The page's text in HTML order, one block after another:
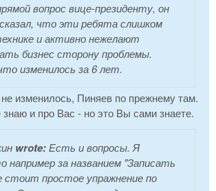
вопрос вице-президенту, он
что эти ребята слишком
и активно нежелают
бизнес сторону проблемы.
изменилось за 6 лет.
изменилось, Пиняев по прежнему там.
знаю и про Вас - но это Вы сами знаете.
wrote:Есть и вопросы. Я
например за названием "Записать
стоит простое упражнение по